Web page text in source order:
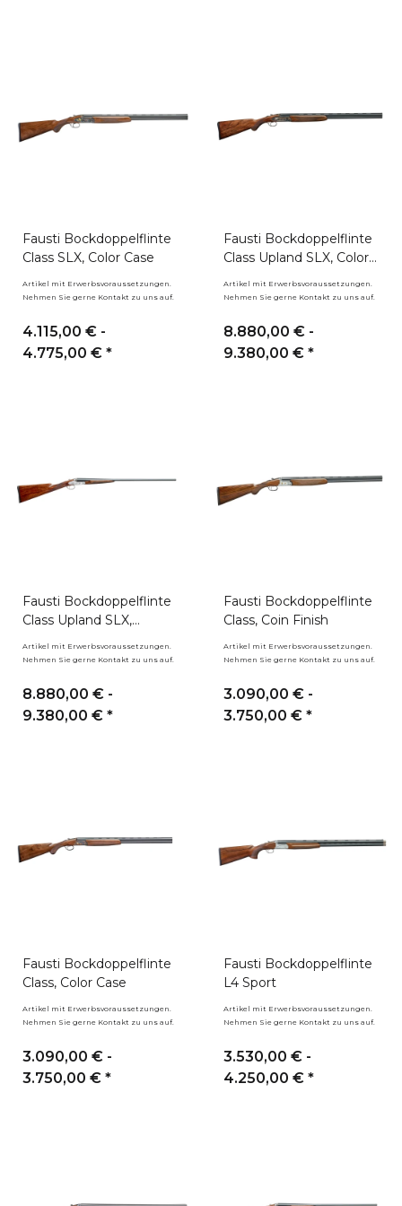
Fausti Bockdoppelflinte
Class SLX, Color Case
Artikel mit Erwerbsvoraussetzungen.
Nehmen Sie gerne Kontakt zu uns auf.
4.115,00 € -
4.775,00 € *
Fausti Bockdoppelflinte
Class Upland SLX, Color
Artikel mit Erwerbsvoraussetzungen.
Nehmen Sie gerne Kontakt zu uns auf.
8.880,00 € -
9.380,00 € *
Fausti Bockdoppelflinte
Class Upland SLX,
Artikel mit Erwerbsvoraussetzungen.
Nehmen Sie gerne Kontakt zu uns auf.
8.880,00 € -
9.380,00 € *
Fausti Bockdoppelflinte
Class, Coin Finish
Artikel mit Erwerbsvoraussetzungen.
Nehmen Sie gerne Kontakt zu uns auf.
3.090,00 € -
3.750,00 € *
Fausti Bockdoppelflinte
Class, Color Case
Artikel mit Erwerbsvoraussetzungen.
Nehmen Sie gerne Kontakt zu uns auf.
3.090,00 € -
3.750,00 € *
Fausti Bockdoppelflinte
L4 Sport
Artikel mit Erwerbsvoraussetzungen.
Nehmen Sie gerne Kontakt zu uns auf.
3.530,00 € -
4.250,00 € *